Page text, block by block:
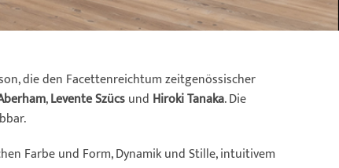
die den Facettenreichtum zeitgenössischer
,Levente Szücsund Hiroki Tanaka. Die
Farbe und Form, Dynamik und Stille, intuitivem